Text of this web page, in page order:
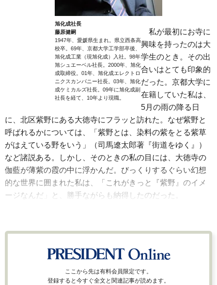
旭化成社長
藤原健嗣
1947年、愛媛県生まれ。県立西条高
校卒。69年、京都大学工学部卒後、
旭化成工業（現旭化成）入社。98年
旭シュエーベル社長。2000年、旭化
成取締役。01年、旭化成エレクトロ
ニクスカンパニー社長。03年、旭化
成ケミカルズ社長。09年に旭化成副
社長を経て、10年より現職。
私が最初にお寺に
興味を持ったのは大
学生のとき。その出
合いはとても印象的
だった。京都大学に
在籍していた私は、
5月の雨の降る日
に、北区紫野にある大徳寺にフラッと訪れた。なぜ紫野と
呼ばれるかについては、「紫野とは、染料の紫をとる紫草
がはえている野をいう」（司馬遼太郎著『街道をゆく』）
など諸説ある。しかし、そのときの私の目には、大徳寺の
伽藍が薄紫の霞の中に浮かんだ。びっくりするぐらい幻想
的な世界に囲まれた私は、「これがきっと『紫野』のイメ
ージなんだ」と、勝手ながらも納得したのだった。
ここから先は有料会員限定です。
登録すると今すぐ全文と関連記事が読めます。